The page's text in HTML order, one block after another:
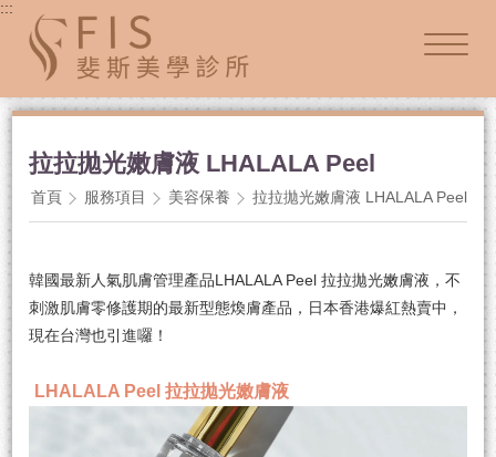
:::
拉拉拋光嫩膚液 LHALALA Peel
首頁 服務項目 美容保養 拉拉拋光嫩膚液 LHALALA Peel
韓國最新人氣肌膚管理產品LHALALA Peel 拉拉拋光嫩膚液，不
刺激肌膚零修護期的最新型態煥膚產品，日本香港爆紅熱賣中，
現在台灣也引進囉！
LHALALA Peel 拉拉拋光嫩膚液